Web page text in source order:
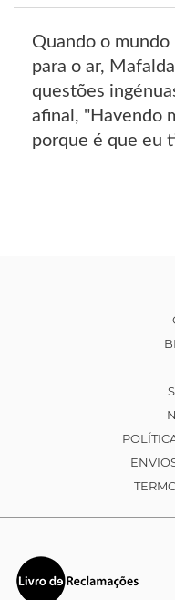
Quando o
para o ar,
questões
afinal, "Havendo
porque é que eu